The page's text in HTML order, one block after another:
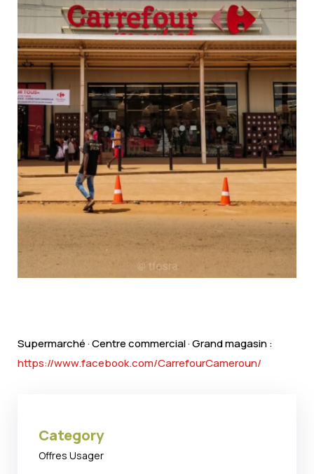
Supermarché · Centre commercial · Grand magasin :
https://www.facebook.com/CarrefourCameroun/
Category
Offres Usager